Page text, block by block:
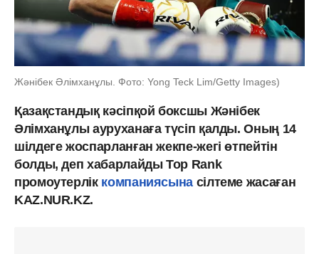
Жәнібек Әлімханұлы. Фото: Yong Teck Lim/Getty Images)
Қазақстандық кәсіпқой боксшы Жәнібек
Әлімханұлы ауруханаға түсіп қалды. Оның 14
шілдеге жоспарланған жекпе-жегі өтпейтін
болды, деп хабарлайды Top Rank
промоутерліккомпаниясына сілтеме жасаған
KAZ.NUR.KZ.